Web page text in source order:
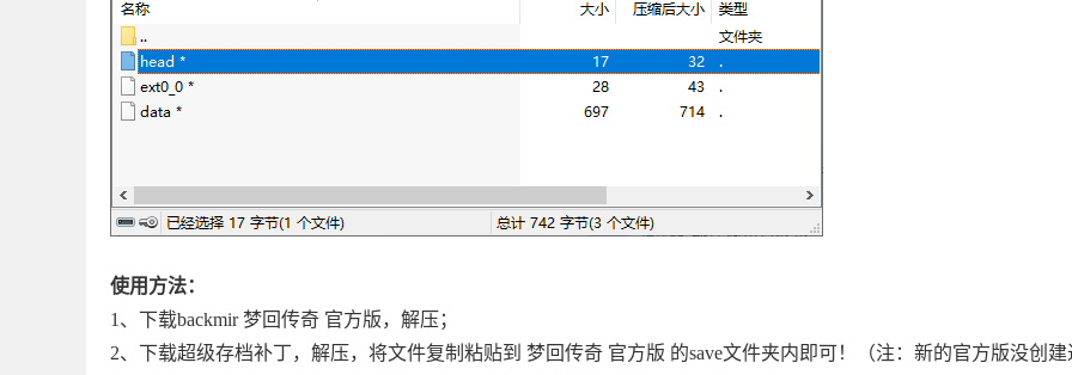
使用方法：
1、下载backmir 梦回传奇 官方版，解压；
2、下载超级存档补丁，解压，将文件复制粘贴到 梦回传奇 官方版 的save文件夹内即可！（注：新的官方版没创建